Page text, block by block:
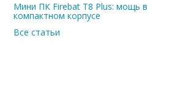
Мини ПК Firebat T8 Plus: мощь в
компактном корпусе
Все статьи